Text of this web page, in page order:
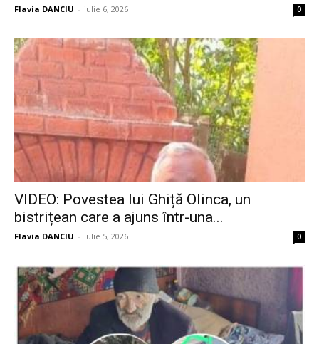
Flavia DANCIU - iulie 6, 2026 0
VIDEO: Povestea lui Ghiță Olinca, un
bistrițean care a ajuns într-una...
Flavia DANCIU - iulie 5, 2026 0